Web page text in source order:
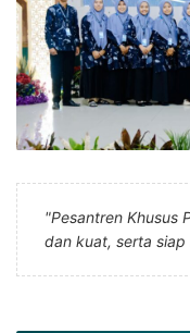
"Pesantren Khusus
dan kuat, serta